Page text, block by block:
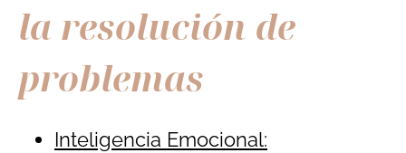
la resolución de
problemas
Inteligencia Emocional: